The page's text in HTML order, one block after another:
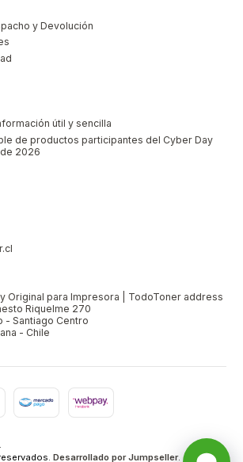
y Devolución
útil y sencilla
de productos participantes del Cyber Day
2026
Original para Impresora | TodoToner address
Riquelme 270
- Santiago Centro
- Chile
Desarrollado por Jumpseller.